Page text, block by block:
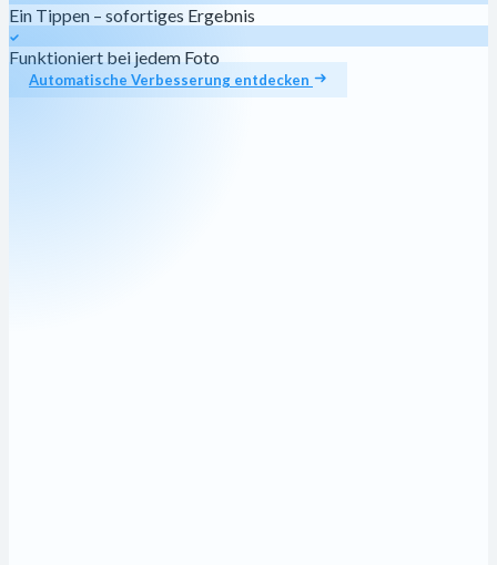
Ein Tippen – sofortiges Ergebnis
Funktioniert bei jedem Foto
Automatische Verbesserung entdecken